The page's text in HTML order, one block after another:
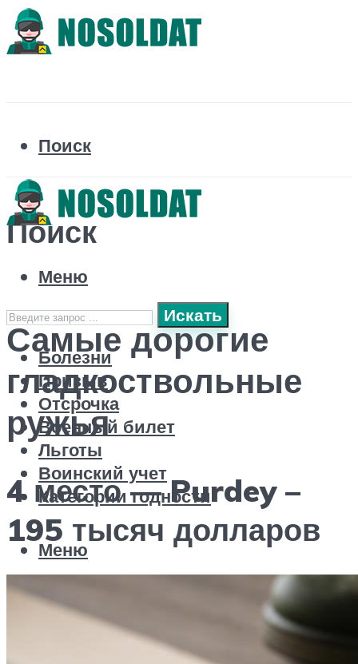
Поиск
Поиск
Искать
Болезни
Призыв
Отсрочка
Военный билет
Льготы
Воинский учет
Категории годности
Меню
Меню
Самые дорогие
гладкоствольные
ружья
4 место — Purdey –
195 тысяч долларов